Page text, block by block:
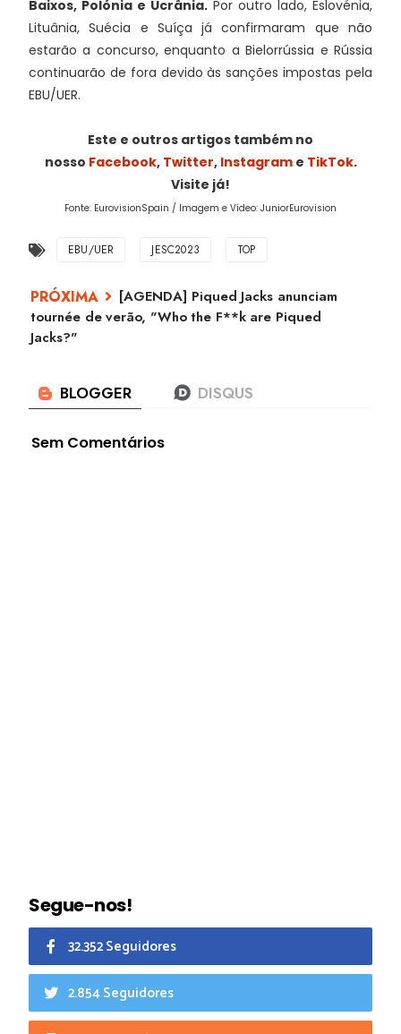
Baixos, Polónia e Ucrânia. Por outro lado, Eslovénia,
Lituânia, Suécia e Suíça já confirmaram que não
estarão a concurso, enquanto a Bielorrússia e Rússia
continuarão de fora devido às sanções impostas pela
EBU/UER.
Este e outros artigos também no
nosso Facebook, Twitter, Instagrame TikTok.
Visite já!
Fonte: EurovisionSpain / Imagem e Vídeo: JuniorEurovision
EBU/UER JESC2023 TOP
[AGENDA] Piqued Jacks anunciam
tournée de verão, "Who the F**k are Piqued
Jacks?"
Sem Comentários
Segue-nos!
32.352 Seguidores
2.854 Seguidores